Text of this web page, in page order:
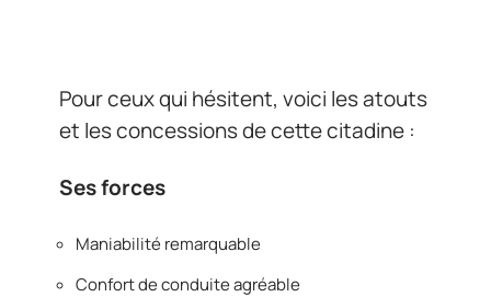
Pour ceux qui hésitent, voici les atouts
et les concessions de cette citadine :
Ses forces
Maniabilité remarquable
Confort de conduite agréable